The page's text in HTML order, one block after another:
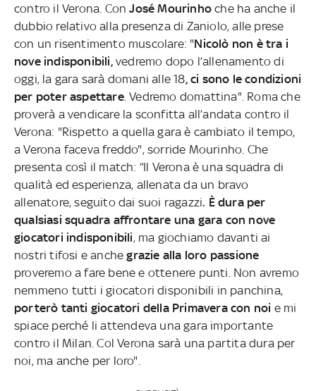
contro il Verona. ConJosé Mourinho che ha anche il
dubbio relativo alla presenza di Zaniolo, alle prese
con un risentimento muscolare: "Nicolò non è tra i
nove indisponibili,vedremo dopo l’allenamento di
oggi, la gara sarà domani alle 18, ci sono le condizioni
per poter aspettare. Vedremo domattina". Roma che
proverà a vendicare la sconfitta all’andata contro il
Verona: "Rispetto a quella gara è cambiato il tempo,
a Verona faceva freddo", sorride Mourinho. Che
presenta così il match: “Il Verona è una squadra di
qualità ed esperienza, allenata da un bravo
allenatore, seguito dai suoi ragazzi. È dura per
qualsiasi squadra affrontare una gara con nove
giocatori indisponibili, ma giochiamo davanti ai
nostri tifosi e anchegrazie alla loro passione
proveremo a fare bene e ottenere punti. Non avremo
nemmeno tutti i giocatori disponibili in panchina,
porterò tanti giocatori della Primavera con noi e mi
spiace perché li attendeva una gara importante
contro il Milan. Col Verona sarà una partita dura per
noi, ma anche per loro".